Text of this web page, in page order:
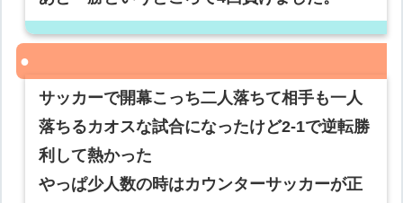
サッカーで開幕こっち二人落ちて相手も一人
落ちるカオスな試合になったけど2-1で逆転勝
利して熱かった
やっぱ少人数の時はカウンターサッカーが正